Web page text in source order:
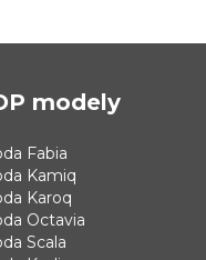
modely
Fabia
Kamiq
Karoq
Octavia
Scala